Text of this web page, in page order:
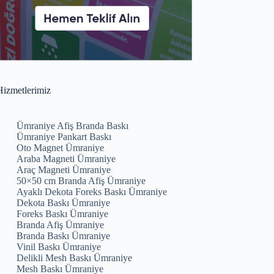
Ümraniye Afiş Branda Baskı
Ümraniye Pankart Baskı
Oto Magnet Ümraniye
Araba Magneti Ümraniye
Araç Magneti Ümraniye
50×50 cm Branda Afiş Ümraniye
Ayaklı Dekota Foreks Baskı Ümraniye
Dekota Baskı Ümraniye
Foreks Baskı Ümraniye
Branda Afiş Ümraniye
Branda Baskı Ümraniye
Vinil Baskı Ümraniye
Delikli Mesh Baskı Ümraniye
Mesh Baskı Ümraniye